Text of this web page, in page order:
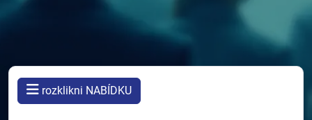
rozklikni NABÍDKU